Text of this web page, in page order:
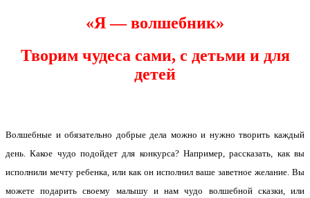
«Я — волшебник»
Творим чудеса сами, с детьми и для
детей
Волшебные и обязательно добрые дела можно и нужно творить каждый
день. Какое чудо подойдет для конкурса? Например, рассказать, как вы
исполнили мечту ребенка, или как он исполнил ваше заветное желание. Вы
можете подарить своему малышу и нам чудо волшебной сказки, или